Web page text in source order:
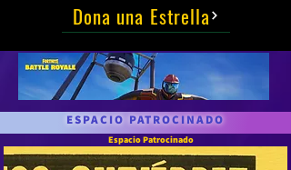
Dona una Estrella
ESPACIO PATROCINADO
Espacio Patrocinado